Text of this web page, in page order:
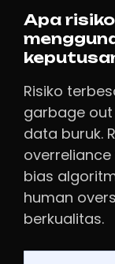
Apa
Risiko
garbage
data buruk.
bias
human
berkualitas.